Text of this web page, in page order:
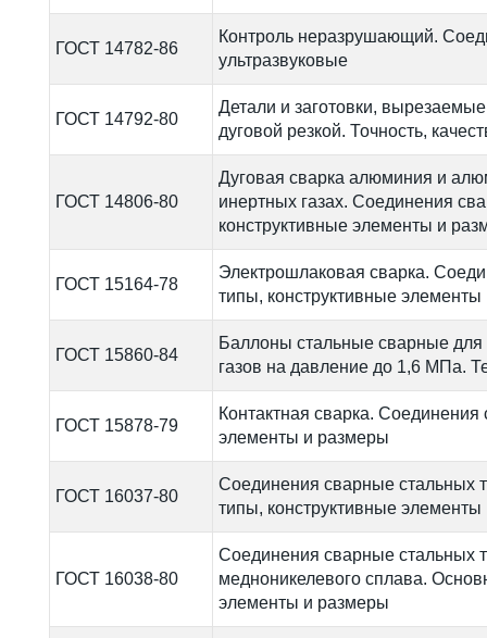
ГОСТ 14782-86
Контроль неразрушающий.
ультразвуковые
ГОСТ 14792-80
Детали и заготовки,
дуговой резкой. Точность,
ГОСТ 14806-80
Дуговая сварка алюминия и
инертных газах. Соединения
конструктивные элементы и
ГОСТ 15164-78
Электрошлаковая сварка.
типы, конструктивные
ГОСТ 15860-84
Баллоны стальные сварные
газов на давление до 1,6 МПа.
ГОСТ 15878-79
Контактная сварка.
элементы и размеры
ГОСТ 16037-80
Соединения сварные стальных
типы, конструктивные
ГОСТ 16038-80
Соединения сварные стальных
медноникелевого сплава.
элементы и размеры